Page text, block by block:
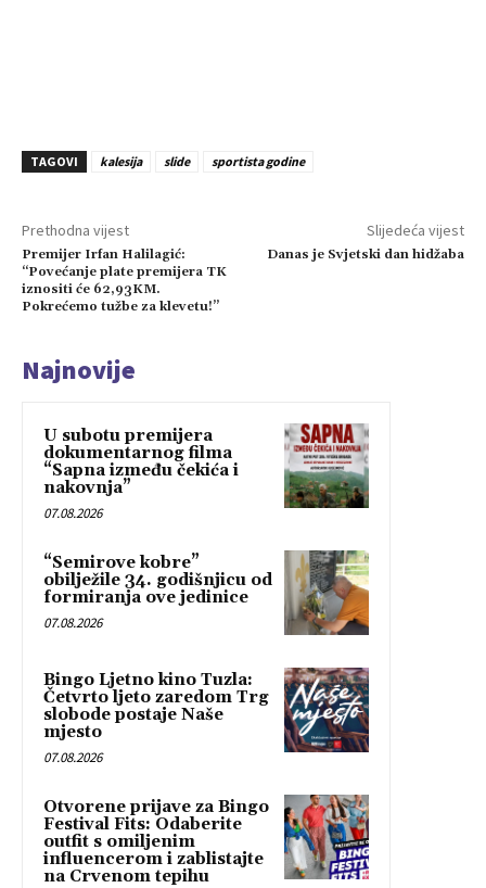
TAGOVI kalesija slide sportista godine
Prethodna vijest
Premijer Irfan Halilagić:
“Povećanje plate premijera TK
iznositi će 62,93KM.
Pokrećemo tužbe za klevetu!”
Slijedeća vijest
Danas je Svjetski dan hidžaba
Najnovije
U subotu premijera
dokumentarnog filma
“Sapna između čekića i
nakovnja”
07.08.2026
“Semirove kobre”
obilježile 34. godišnjicu od
formiranja ove jedinice
07.08.2026
Bingo Ljetno kino Tuzla:
Četvrto ljeto zaredom Trg
slobode postaje Naše
mjesto
07.08.2026
Otvorene prijave za Bingo
Festival Fits: Odaberite
outfit s omiljenim
influencerom i zablistajte
na Crvenom tepihu